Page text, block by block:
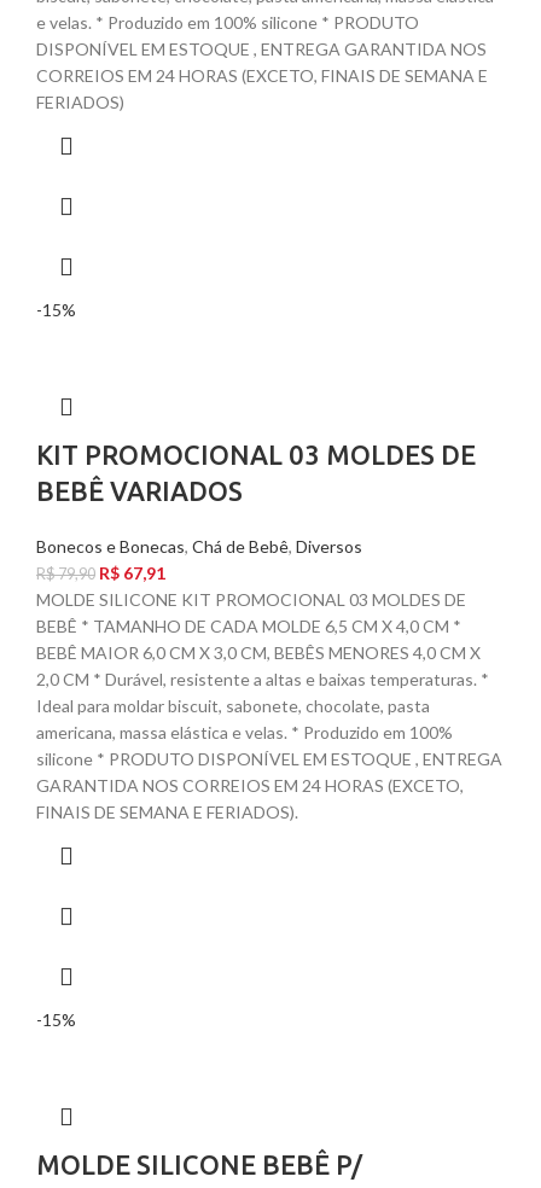
e velas. * Produzido em 100% silicone * PRODUTO
DISPONÍVEL EM ESTOQUE , ENTREGA GARANTIDA NOS
CORREIOS EM 24 HORAS (EXCETO, FINAIS DE SEMANA E
FERIADOS)
-15%
KIT PROMOCIONAL 03 MOLDES DE
BEBÊ VARIADOS
Bonecos e Bonecas, Chá de Bebê, Diversos
R$79,90 R$ 67,91
MOLDE SILICONE KIT PROMOCIONAL 03 MOLDES DE
BEBÊ * TAMANHO DE CADA MOLDE 6,5 CM X 4,0 CM *
BEBÊ MAIOR 6,0 CM X 3,0 CM, BEBÊS MENORES 4,0 CM X
2,0 CM * Durável, resistente a altas e baixas temperaturas. *
Ideal para moldar biscuit, sabonete, chocolate, pasta
americana, massa elástica e velas. * Produzido em 100%
silicone * PRODUTO DISPONÍVEL EM ESTOQUE , ENTREGA
GARANTIDA NOS CORREIOS EM 24 HORAS (EXCETO,
FINAIS DE SEMANA E FERIADOS).
-15%
MOLDE SILICONE BEBÊ P/